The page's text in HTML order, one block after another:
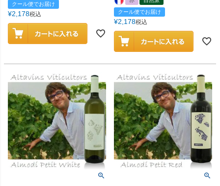
クール便でお届け
¥2,178税込
クール便でお届け
¥2,178税込